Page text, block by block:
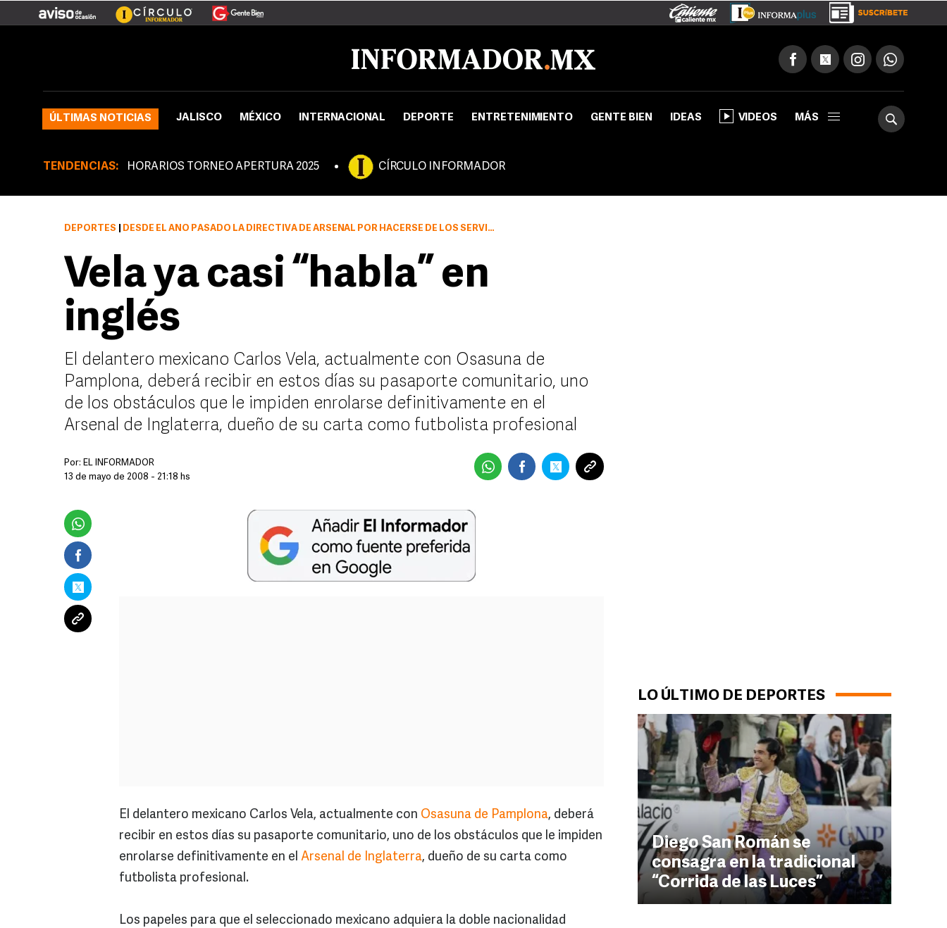
ÚLTIMAS NOTICIAS JALISCO MÉXICO INTERNACIONAL DEPORTE ENTRETENIMIENTO GENTE BIEN IDEAS VIDEOS MÁS
TENDENCIAS: HORARIOS TORNEO APERTURA 2025 CÍRCULO INFORMADOR
LO ÚLTIMO DE DEPORTES
Diego San Román se
consagra en la tradicional
“Corrida de las Luces”
DEPORTES DESDE EL AÑO PASADO LA DIRECTIVA DE ARSENAL POR HACERSE DE LOS SERVICIOS DE VELA NO ES ALGO NUEVO
Vela ya casi “habla” en
inglés
El delantero mexicano Carlos Vela, actualmente con Osasuna de
Pamplona, deberá recibir en estos días su pasaporte comunitario, uno
de los obstáculos que le impiden enrolarse definitivamente en el
Arsenal de Inglaterra, dueño de su carta como futbolista profesional
Por: EL INFORMADOR
13 de mayo de 2008 - 21:18 hs
El delantero mexicano Carlos Vela, actualmente con Osasuna de Pamplona, deberá
recibir en estos días su pasaporte comunitario, uno de los obstáculos que le impiden
enrolarse definitivamente en el Arsenal de Inglaterra, dueño de su carta como
futbolista profesional.
Los papeles para que el seleccionado mexicano adquiera la doble nacionalidad